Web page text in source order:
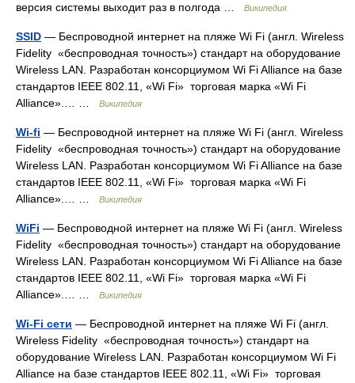
версия системы выходит раз в полгода …
Википедия
SSID — Беспроводной интернет на пляже Wi Fi (англ. Wireless
Fidelity «беспроводная точность») стандарт на оборудование
Wireless LAN. Разработан консорциумом Wi Fi Alliance на базе
стандартов IEEE 802.11, «Wi Fi» торговая марка «Wi Fi
Alliance».… …
Википедия
Wi-fi — Беспроводной интернет на пляже Wi Fi (англ. Wireless
Fidelity «беспроводная точность») стандарт на оборудование
Wireless LAN. Разработан консорциумом Wi Fi Alliance на базе
стандартов IEEE 802.11, «Wi Fi» торговая марка «Wi Fi
Alliance».… …
Википедия
WiFi — Беспроводной интернет на пляже Wi Fi (англ. Wireless
Fidelity «беспроводная точность») стандарт на оборудование
Wireless LAN. Разработан консорциумом Wi Fi Alliance на базе
стандартов IEEE 802.11, «Wi Fi» торговая марка «Wi Fi
Alliance».… …
Википедия
Wi-Fi сети — Беспроводной интернет на пляже Wi Fi (англ.
Wireless Fidelity «беспроводная точность») стандарт на
оборудование Wireless LAN. Разработан консорциумом Wi Fi
Alliance на базе стандартов IEEE 802.11, «Wi Fi» торговая